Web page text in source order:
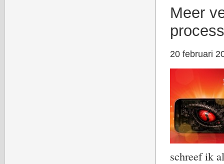
Meer
20 februari
schreef ik